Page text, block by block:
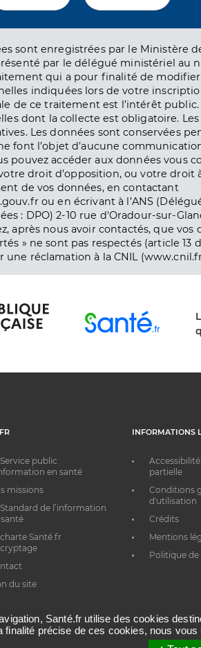
sont enregistrées par le Ministère
par le délégué ministériel au
qui a pour finalité de
indiquées lors de votre
de ce traitement est l’intérêt
dont la collecte est obligatoire.
Les données sont conservées
font l’objet d’aucune
pouvez accéder aux données vous
droit d’opposition, ou votre droit
de vos données, en contactant
ou en écrivant à l’ANS
: DPO) 2-10 rue d'Oradour-sur-
après nous avoir contactés, que vos
» ne sont pas respectés (article 13
une réclamation à la CNIL
public
en santé
missions
de l’information
Santé.fr
du site
INFORMATIONS
partielle
Conditions
d'utilisation
Crédits
Mentions
Politique
Santé.fr utilise des cookies
finalité précise de ces cookies, nous